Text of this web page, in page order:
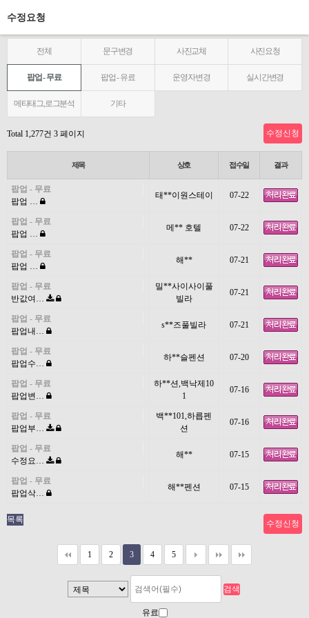
수정요청
전체 문구변경 사진교체 사진요청
팝업 - 무료 팝업 - 유료 운영자변경 실시간변경
메타태그,로그분석 기타
Total 1,277건 3 페이지 수정신청
제목 상호 접수일 결과
팝업 - 무료
팝업 …
태**이원스테이 07-22
팝업 - 무료
팝업 …
메** 호텔 07-22
팝업 - 무료
팝업 …
해** 07-21
팝업 - 무료
반값여…
밀**사이사이풀
빌라
07-21
팝업 - 무료
팝업내…
s**즈풀빌라 07-21
팝업 - 무료
팝업수…
하**슬펜션 07-20
팝업 - 무료
팝업변…
하**션,백낙제10
1
07-16
팝업 - 무료
팝업부…
백**101,하릅펜
션
07-16
팝업 - 무료
수정요…
해** 07-15
팝업 - 무료
팝업삭…
해**펜션 07-15
목록 수정신청
1 2 3 4 5
유료